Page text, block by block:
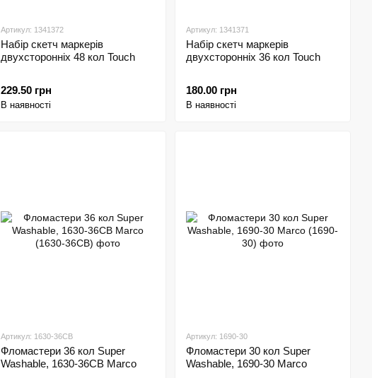
Артикул: 1341372
Набір скетч маркерів
двухсторонніх 48 кол Touch
229.50 грн
В наявності
Артикул: 1341371
Набір скетч маркерів
двухсторонніх 36 кол Touch
180.00 грн
В наявності
Артикул: 1630-36CB
Фломастери 36 кол Super
Washable, 1630-36CB Marco
Артикул: 1690-30
Фломастери 30 кол Super
Washable, 1690-30 Marco